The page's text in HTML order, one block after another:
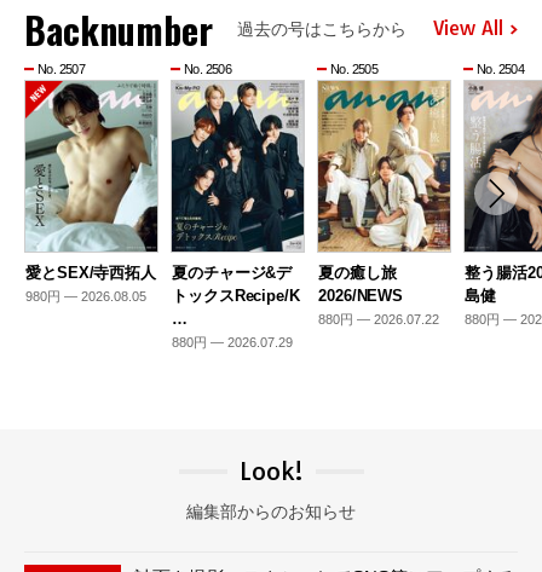
Backnumber 過去の号はこちらから View All
No. 2507
愛とSEX/寺西拓人
980円 — 2026.08.05
No. 2506
夏のチャージ&デ
トックスRecipe/K
…
880円 — 2026.07.29
No. 2505
夏の癒し旅
2026/NEWS
880円 — 2026.07.22
No. 2504
整う腸活
島健
880円 —
Look!
編集部からのお知らせ